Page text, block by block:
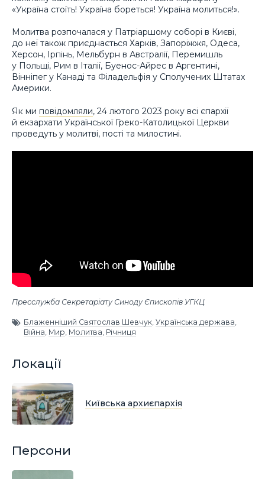
«Україна стоїть! Україна бореться! Україна молиться!».
Молитва розпочалася у Патріаршому соборі в Києві,
до неї також приєднається Харків, Запоріжжя, Одеса,
Херсон, Ірпінь, Мельбурн в Австралії, Перемишль
у Польщі, Рим в Італії, Буенос-Айрес в Аргентині,
Вінніпег у Канаді та Філадельфія у Сполучених Штатах
Америки.
Як ми повідомляли, 24 лютого 2023 року всі єпархії
й екзархати Української Греко-Католицької Церкви
проведуть у молитві, пості та милостині.
Пресслужба Секретаріату Синоду Єпископів УГКЦ
Блаженніший Святослав Шевчук, Українська держава,
Війна, Мир, Молитва, Річниця
Локації
Київська архиєпархія
Персони